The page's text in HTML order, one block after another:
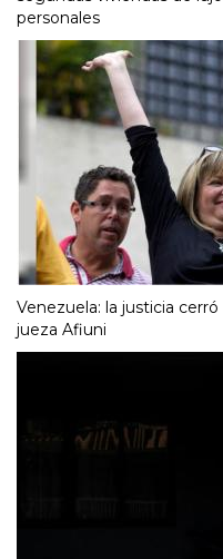
personales
Venezuela: la justicia
jueza Afiuni